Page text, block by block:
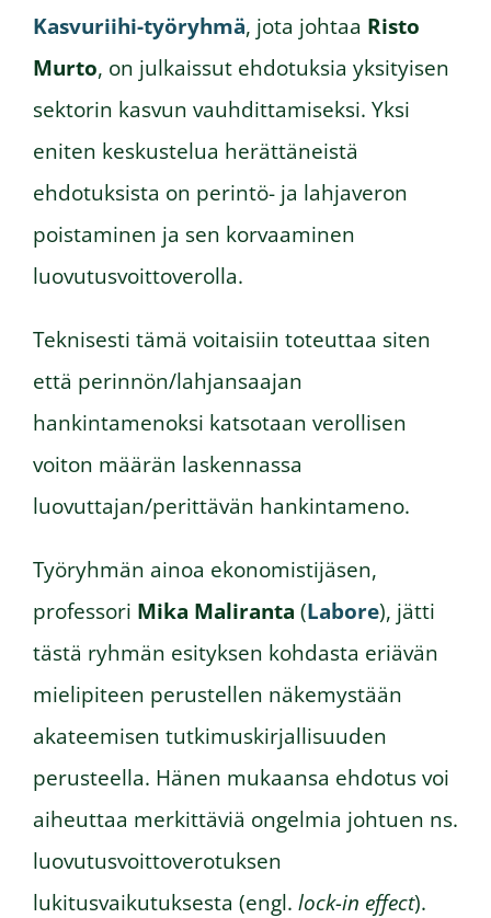
Kasvuriihi-työryhmä, jota johtaa Risto
Murto, on julkaissut ehdotuksia yksityisen
sektorin kasvun vauhdittamiseksi. Yksi
eniten keskustelua herättäneistä
ehdotuksista on perintö- ja lahjaveron
poistaminen ja sen korvaaminen
luovutusvoittoverolla.
Teknisesti tämä voitaisiin toteuttaa siten
että perinnön/lahjansaajan
hankintamenoksi katsotaan verollisen
voiton määrän laskennassa
luovuttajan/perittävän hankintameno.
Työryhmän ainoa ekonomistijäsen,
professori Mika Maliranta (Labore), jätti
tästä ryhmän esityksen kohdasta eriävän
mielipiteen perustellen näkemystään
akateemisen tutkimuskirjallisuuden
perusteella. Hänen mukaansa ehdotus voi
aiheuttaa merkittäviä ongelmia johtuen ns.
luovutusvoittoverotuksen
lukitusvaikutuksesta (engl. lock-in effect).